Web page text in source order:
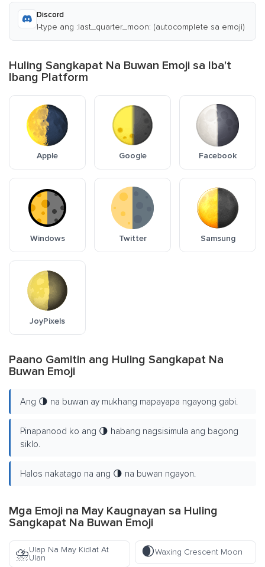
Discord
I-type ang :last_quarter_moon: (autocomplete sa emoji)
Huling Sangkapat Na Buwan Emoji sa Iba't
Ibang Platform
Apple Google Facebook
Windows Twitter Samsung
JoyPixels
Paano Gamitin ang Huling Sangkapat Na
Buwan Emoji
Ang 🌗 na buwan ay mukhang mapayapa ngayong gabi.
Pinapanood ko ang 🌗 habang nagsisimula ang bagong
siklo.
Halos nakatago na ang 🌗 na buwan ngayon.
Mga Emoji na May Kaugnayan sa Huling
Sangkapat Na Buwan Emoji
⛈️Ulap Na May Kidlat At
Ulan
🌒Waxing Crescent Moon